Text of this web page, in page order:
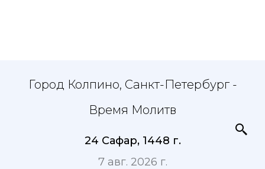
Город Колпино, Санкт-Петербург -
Время Молитв
24 Сафар, 1448 г.
7 авг. 2026 г.